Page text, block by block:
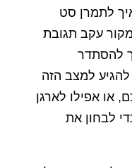
לתמרן סט
עקב תגובת
להסתדר
להגיע למצב הזה
או אפילו לארגן
לבחון את